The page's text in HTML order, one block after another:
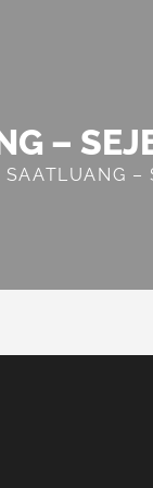
–
SAATLUANG –